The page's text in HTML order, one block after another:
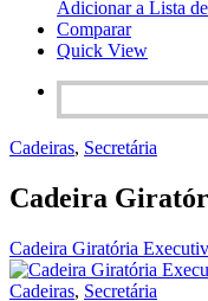
Adicionar a Lista
Comparar
Quick View
Cadeiras, Secretária
Cadeira
Cadeira Giratória
Cadeiras, Secretária